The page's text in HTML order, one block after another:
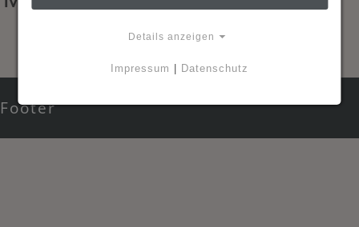
Footer
Details anzeigen
Impressum Datenschutz